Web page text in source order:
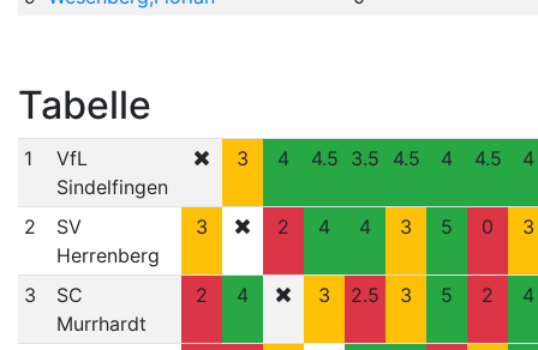
Tabelle
1
VfL
Sindelfingen
3 4 4.5 3.5 4.5 4 4.5 4
2
SV
Herrenberg
3 2 4 4 3 5 0 3
3
SC
Murrhardt
2 4 3 2.5 3 5 2 4